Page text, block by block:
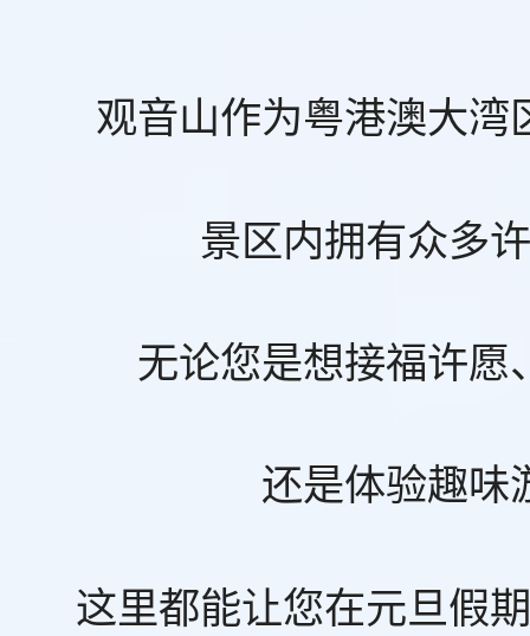
观音山作为粤港澳大湾
景区内拥有众多
无论您是想接福许愿
还是体验趣味
这里都能让您在元旦假